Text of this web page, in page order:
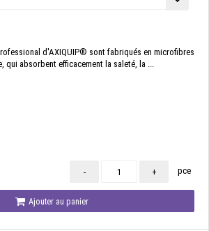
d'AXIQUIP® sont fabriqués en microfibres
qui absorbent efficacement la saleté, la ...
- + pce
Ajouter au panier